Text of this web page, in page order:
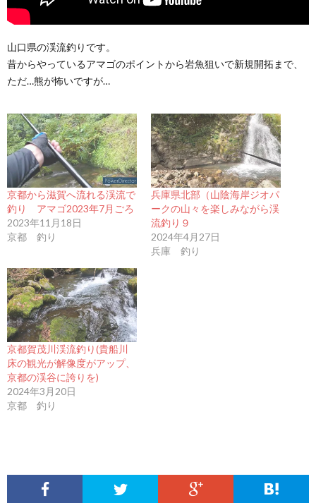
山口県の渓流釣りです。
昔からやっているアマゴのポイントから岩魚狙いで新規開拓まで、
ただ…熊が怖いですが…
京都から滋賀へ流れる渓流で
釣り アマゴ2023年7月ごろ
2023年11月18日
京都 釣り
兵庫県北部（山陰海岸ジオパ
ークの山々を楽しみながら渓
流釣り９
2024年4月27日
兵庫 釣り
京都賀茂川渓流釣り(貴船川
床の観光が解像度がアップ、
京都の渓谷に誇りを)
2024年3月20日
京都 釣り